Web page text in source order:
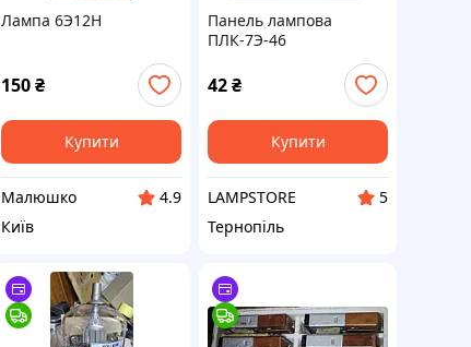
Лампа 6Э12Н
150₴
Купити
Малюшко
4.9
Київ
Панель лампова
ПЛК-7Э-46
42₴
Купити
LAMPSTORE
5
Тернопіль